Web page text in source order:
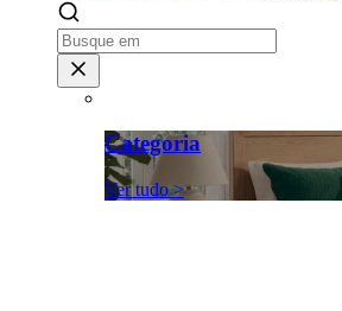
Categoria
Ver tudo >